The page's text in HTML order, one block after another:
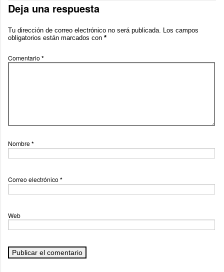
Deja una respuesta
Tu dirección de correo electrónico no será publicada. Los campos
obligatorios están marcados con *
Comentario *
Nombre*
Correo electrónico *
Web